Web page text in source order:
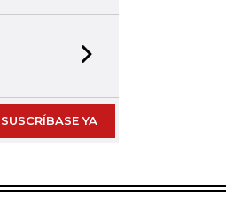
SUSCRÍBASE YA